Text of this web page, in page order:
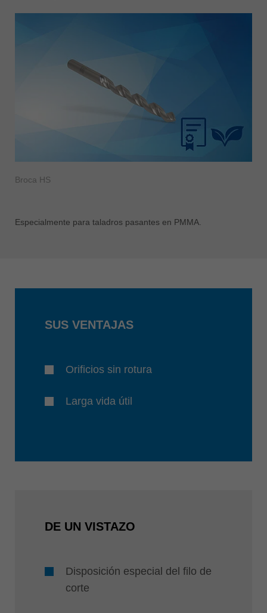
Broca HS
Especialmente para taladros pasantes en PMMA.
SUS VENTAJAS
Orificios sin rotura
Larga vida útil
DE UN VISTAZO
Disposición especial del filo de
corte